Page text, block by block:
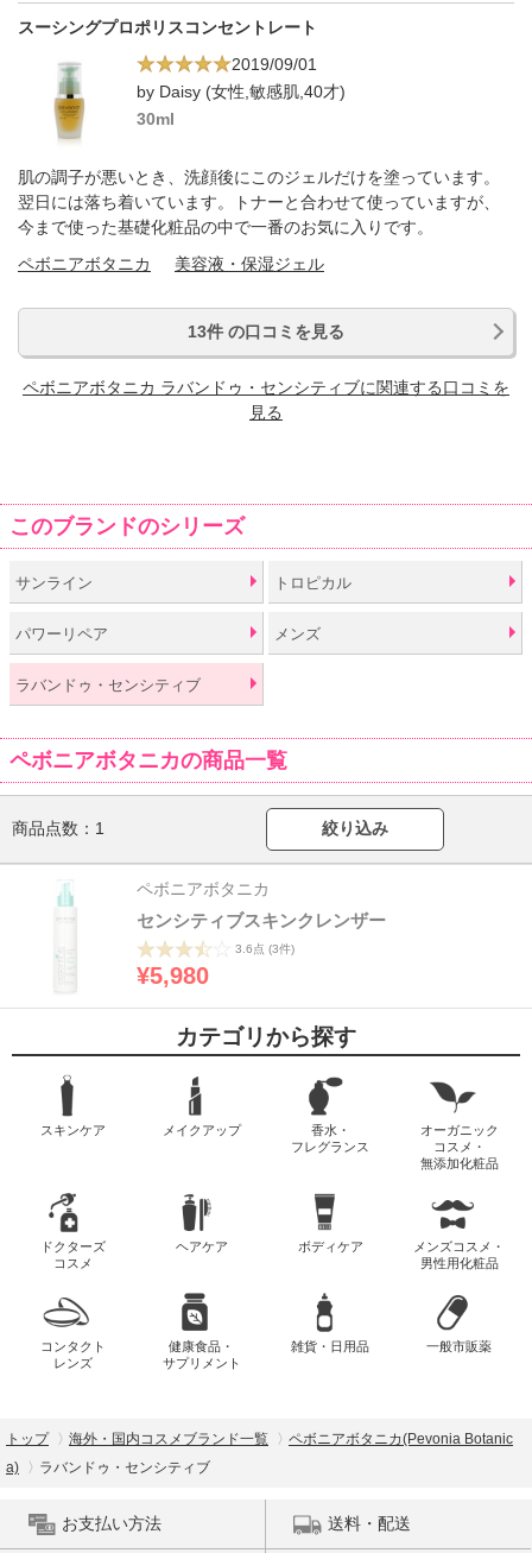
スーシングプロポリスコンセントレート
2019/09/01
by Daisy (女性,敏感肌,40才)
30ml
肌の調子が悪いとき、洗顔後にこのジェルだけを塗っています。
翌日には落ち着いています。トナーと合わせて使っていますが、
今まで使った基礎化粧品の中で一番のお気に入りです。
ペボニアボタニカ
美容液・保湿ジェル
13件 の口コミを見る
ペボニアボタニカ ラバンドゥ・センシティブに関連する口コミを
見る
このブランドのシリーズ
サンライン トロピカル
パワーリペア メンズ
ラバンドゥ・センシティブ
ペボニアボタニカの商品一覧
商品点数： 1 絞り込み
ペボニアボタニカ
センシティブスキンクレンザー
3.6点 (3件)
¥5,980
カテゴリから探す
スキンケア メイクアップ
香水・
フレグランス
オーガニック
コスメ・
無添加化粧品
ドクターズ
コスメ
ヘアケア ボディケア
メンズコスメ・
男性用化粧品
コンタクト
レンズ
健康食品・
サプリメント
雑貨・日用品 一般市販薬
トップ 海外・国内コスメブランド一覧
ペボニアボタニカ(Pevonia Botanic
a)
ラバンドゥ・センシティブ
お支払い方法 送料・配送